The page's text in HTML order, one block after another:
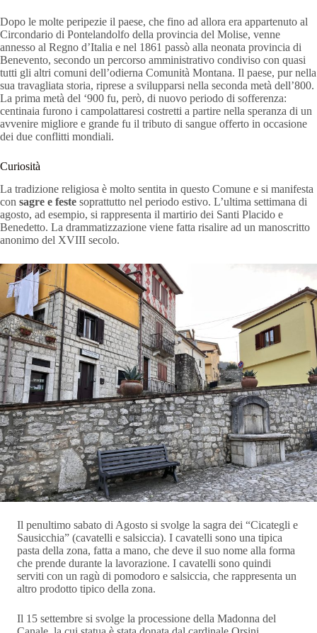
Dopo le molte peripezie il paese, che fino ad allora era appartenuto al
Circondario di Pontelandolfo della provincia del Molise, venne
annesso al Regno d’Italia e nel 1861 passò alla neonata provincia di
Benevento, secondo un percorso amministrativo condiviso con quasi
tutti gli altri comuni dell’odierna Comunità Montana. Il paese, pur nella
sua travagliata storia, riprese a svilupparsi nella seconda metà dell’800.
La prima metà del ‘900 fu, però, di nuovo periodo di sofferenza:
centinaia furono i campolattaresi costretti a partire nella speranza di un
avvenire migliore e grande fu il tributo di sangue offerto in occasione
dei due conflitti mondiali.
Curiosità
La tradizione religiosa è molto sentita in questo Comune e si manifesta
con sagre e feste soprattutto nel periodo estivo. L’ultima settimana di
agosto, ad esempio, si rappresenta il martirio dei Santi Placido e
Benedetto. La drammatizzazione viene fatta risalire ad un manoscritto
anonimo del XVIII secolo.
Il penultimo sabato di Agosto si svolge la sagra dei “Cicategli e
Sausicchia” (cavatelli e salsiccia). I cavatelli sono una tipica
pasta della zona, fatta a mano, che deve il suo nome alla forma
che prende durante la lavorazione. I cavatelli sono quindi
serviti con un ragù di pomodoro e salsiccia, che rappresenta un
altro prodotto tipico della zona.
Il 15 settembre si svolge la processione della Madonna del